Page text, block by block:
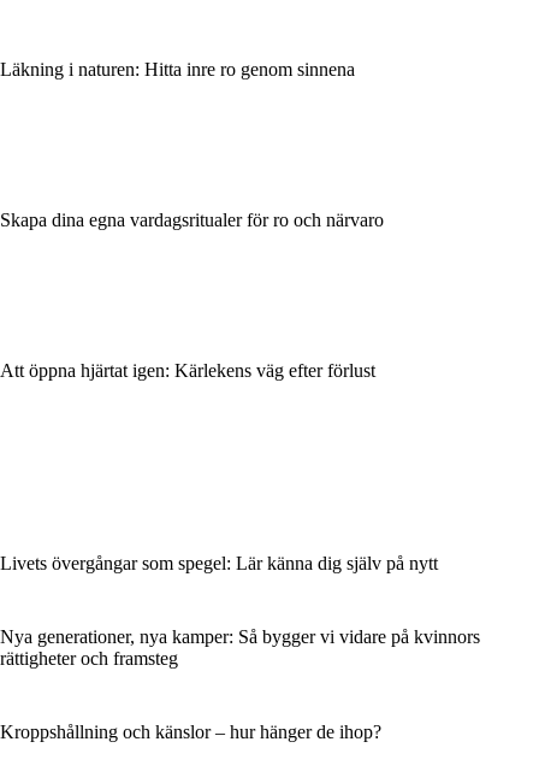
Läkning i naturen: Hitta inre ro genom sinnena
Skapa dina egna vardagsritualer för ro och närvaro
Att öppna hjärtat igen: Kärlekens väg efter förlust
Livets övergångar som spegel: Lär känna dig själv på nytt
Nya generationer, nya kamper: Så bygger vi vidare på kvinnors
rättigheter och framsteg
Kroppshållning och känslor – hur hänger de ihop?